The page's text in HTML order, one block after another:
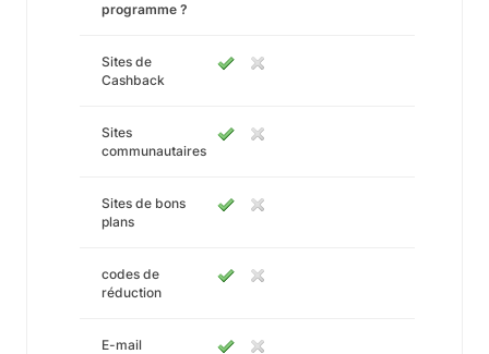
programme ?
Sites de
Cashback
Sites
communautaires
Sites de bons
plans
codes de
réduction
E-mail